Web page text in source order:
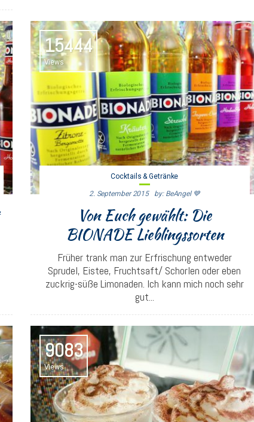
15444
Views
Cocktails & Getränke
2. September 2015 By: BeAngel 💙
Von Euch gewählt: Die
BIONADE Lieblingssorten
Früher trank man zur Erfrischung entweder
Sprudel, Eistee, Fruchtsaft/ Schorlen oder eben
zuckrig-süße Limonaden. Ich kann mich noch sehr
gut...
9083
Views